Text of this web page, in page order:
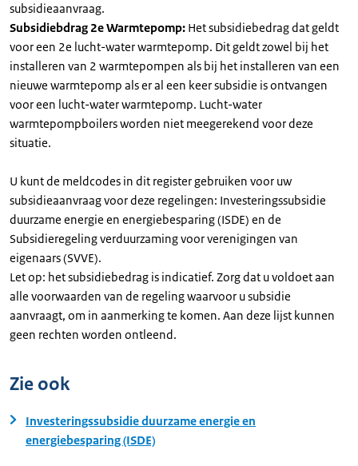
subsidieaanvraag.
Subsidiebdrag 2e Warmtepomp: Het subsidiebedrag dat geldt
voor een 2e lucht-water warmtepomp. Dit geldt zowel bij het
installeren van 2 warmtepompen als bij het installeren van een
nieuwe warmtepomp als er al een keer subsidie is ontvangen
voor een lucht-water warmtepomp. Lucht-water
warmtepompboilers worden niet meegerekend voor deze
situatie.
U kunt de meldcodes in dit register gebruiken voor uw
subsidieaanvraag voor deze regelingen: Investeringssubsidie
duurzame energie en energiebesparing (ISDE) en de
Subsidieregeling verduurzaming voor verenigingen van
eigenaars (SVVE).
Let op: het subsidiebedrag is indicatief. Zorg dat u voldoet aan
alle voorwaarden van de regeling waarvoor u subsidie
aanvraagt, om in aanmerking te komen. Aan deze lijst kunnen
geen rechten worden ontleend.
Zie ook
Investeringssubsidie duurzame energie en
energiebesparing (ISDE)